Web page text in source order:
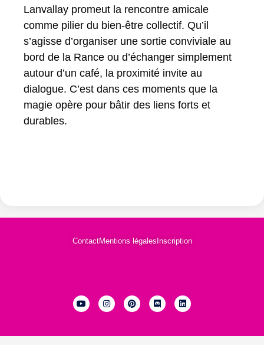
Lanvallay promeut la rencontre amicale
comme pilier du bien-être collectif. Qu’il
s’agisse d’organiser une sortie conviviale au
bord de la Rance ou d’échanger simplement
autour d’un café, la proximité invite au
dialogue. C’est dans ces moments que la
magie opère pour bâtir des liens forts et
durables.
ContactMentions légales Inscription